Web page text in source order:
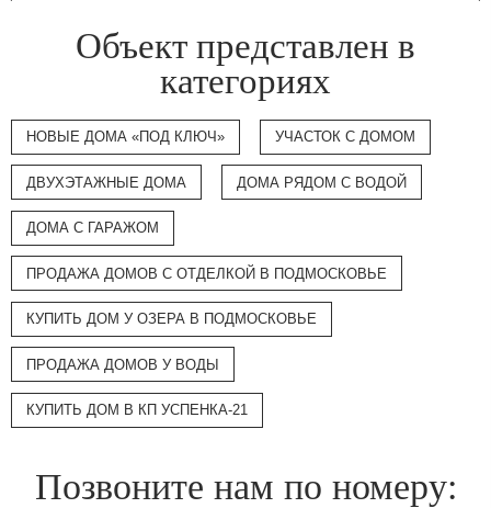
Объект представлен в
категориях
НОВЫЕ ДОМА «ПОД КЛЮЧ» УЧАСТОК С ДОМОМ
ДВУХЭТАЖНЫЕ ДОМА ДОМА РЯДОМ С ВОДОЙ
ДОМА С ГАРАЖОМ
ПРОДАЖА ДОМОВ С ОТДЕЛКОЙ В ПОДМОСКОВЬЕ
КУПИТЬ ДОМ У ОЗЕРА В ПОДМОСКОВЬЕ
ПРОДАЖА ДОМОВ У ВОДЫ
КУПИТЬ ДОМ В КП УСПЕНКА-21
Позвоните нам по номеру: